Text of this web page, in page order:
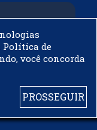
de
Política de
você concorda
PROSSEGUIR